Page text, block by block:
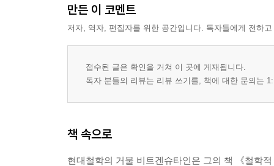
만든 이 코멘트
저자, 역자, 편집자를 위한 공간입니다. 독자들에게 전하
접수된 글은 확인을 거쳐 이 곳에 게재됩니다.
독자 분들의 리뷰는 리뷰 쓰기를, 책에 대한 문의는
책 속으로
현대철학의 거물 비트겐슈타인은 그의 책 《철학